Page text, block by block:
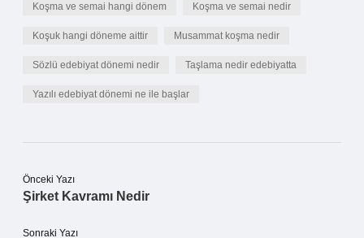
Koşma ve semai hangi dönem Koşma ve semai nedir
Koşuk hangi döneme aittir Musammat koşma nedir
Sözlü edebiyat dönemi nedir Taşlama nedir edebiyatta
Yazılı edebiyat dönemi ne ile başlar
Önceki Yazı
Şirket Kavramı Nedir
Sonraki Yazı